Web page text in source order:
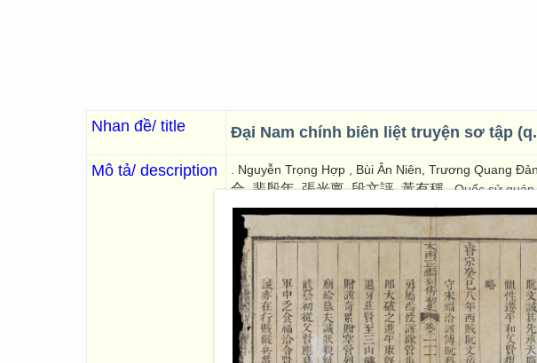
Nhan đề/ title Đại Nam chính biên liệt truyện sơ tập
Mô tả/ description . Nguyễn Trọng Hợp , Bùi Ân Niên, Trương Quang
合, 裴殷年, 張光亶, 段文評, 黃有稱. Quốc sử
][順化], Thành Thái nguyên niên thập nguyệt thập
題. 97 Images; 25 x 19
“Bộ tiểu sử nhân vật do Quốc sử quán triều Nguyễn
làm hai phần: Tiền biên và Chính biên. Phần Tiền
tài, gồm 6 quyển, ghi tiểu sử của các Hậu phi,
đời chúa Nguyễn từ Thái tổ Nguyễn Hoàng đến Duệ
bắt đầu biên soạn từ năm Tự Đức thứ 5 (1852), liên
năm sau, đến đầu đời Thành Thái (1889) mới được